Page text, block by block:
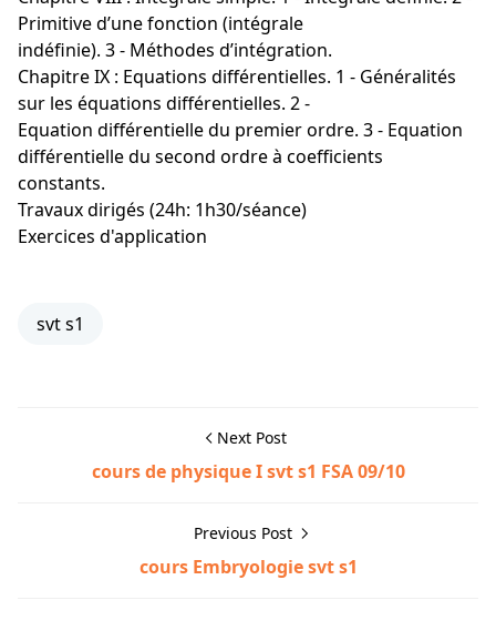
Primitive d’une fonction (intégrale
indéfinie). 3 - Méthodes d’intégration.
Chapitre IX : Equations différentielles. 1 - Généralités
sur les équations différentielles. 2 -
Equation différentielle du premier ordre. 3 - Equation
différentielle du second ordre à coefficients
constants.
Travaux dirigés (24h: 1h30/séance)
Exercices d'application
svt s1
Next Post
cours de physique I svt s1 FSA 09/10
Previous Post
cours Embryologie svt s1